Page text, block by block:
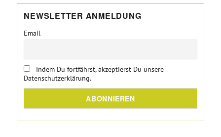
NEWSLETTER ANMELDUNG
Email
Indem Du fortfährst, akzeptierst Du unsere
Datenschutzerklärung.